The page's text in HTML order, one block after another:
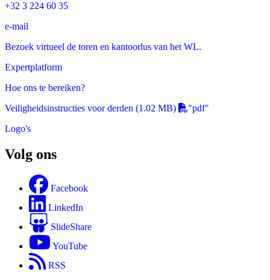
+32 3 224 60 35
e-mail
Bezoek virtueel de toren en kantoorlus van het WL.
Expertplatform
Hoe ons te bereiken?
Veiligheidsinstructies voor derden (1.02 MB)
"pdf"
Logo's
Volg ons
Facebook
LinkedIn
SlideShare
YouTube
RSS